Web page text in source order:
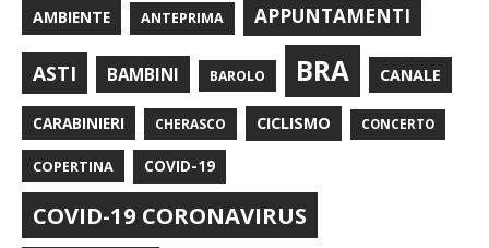
AMBIENTE ANTEPRIMA APPUNTAMENTI
ASTI BAMBINI BAROLO BRA CANALE
CARABINIERI CHERASCO CICLISMO CONCERTO
COPERTINA COVID-19
COVID-19 CORONAVIRUS